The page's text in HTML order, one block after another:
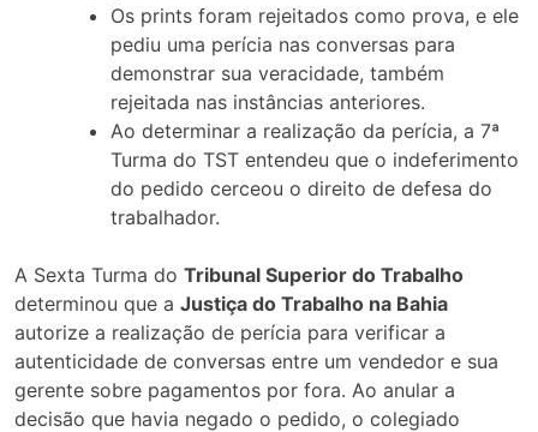
Os prints foram rejeitados como prova, e ele
pediu uma perícia nas conversas para
demonstrar sua veracidade, também
rejeitada nas instâncias anteriores.
Ao determinar a realização da perícia, a 7ª
Turma do TST entendeu que o indeferimento
do pedido cerceou o direito de defesa do
trabalhador.
A Sexta Turma do Tribunal Superior do Trabalho
determinou que a Justiça do Trabalho na Bahia
autorize a realização de perícia para verificar a
autenticidade de conversas entre um vendedor e sua
gerente sobre pagamentos por fora. Ao anular a
decisão que havia negado o pedido, o colegiado